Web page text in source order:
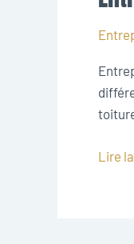
de
le-
Lez
Lire